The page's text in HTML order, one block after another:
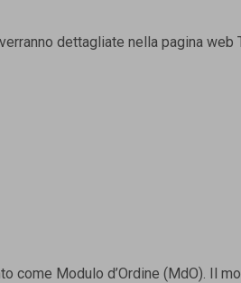
dettagliate nella pagina web
come Modulo d’Ordine (MdO). Il